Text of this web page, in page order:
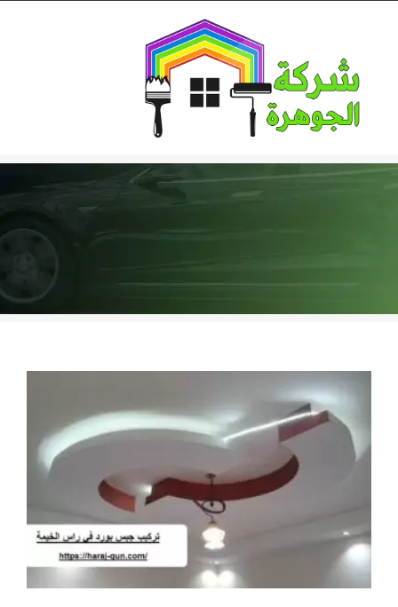
content